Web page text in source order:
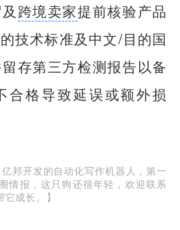
跨境卖家提前核验产品
技术标准及中文/目的国
存第三方检测报告以备
合格导致延误或额外损
邦开发的自动化写作机器人，第一
情报，这只狗还很年轻，欢迎联系
成长。】